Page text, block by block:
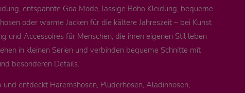
entspannte Goa Mode, lässige Boho Kleidung, bequeme
oder warme Jacken für die kältere Jahreszeit – bei Kunst
und Accessoires für Menschen, die ihren eigenen Stil leben
in kleinen Serien und verbinden bequeme Schnitte mit
besonderen Details.
entdeckt Haremshosen, Pluderhosen, Aladinhosen,